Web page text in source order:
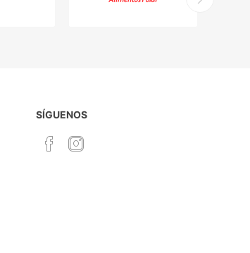
SÍGUENOS